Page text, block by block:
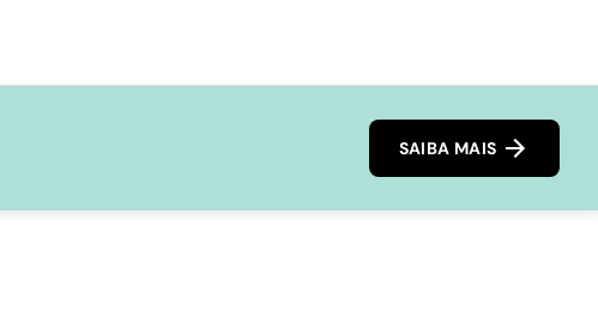
SAIBA MAIS